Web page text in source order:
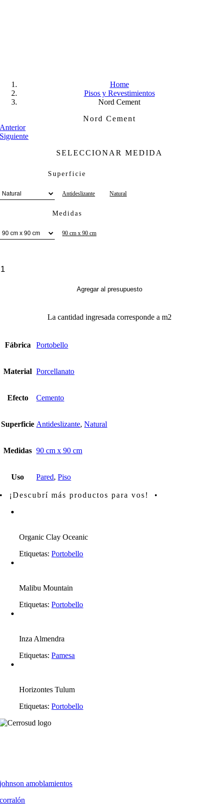
Home
Pisos y Revestimientos
Nord Cement
Nord Cement
Anterior
Siguiente
SELECCIONAR MEDIDA
Superficie
Antideslizante Natural
Medidas
90 cm x 90 cm
Agregar al presupuesto
La cantidad ingresada corresponde a m2
Fábrica Portobello
Material Porcellanato
Efecto Cemento
Superficie Antideslizante,Natural
Medidas 90 cm x 90 cm
Uso Pared,Piso
• ¡Descubrí más productos para vos! •
Organic Clay Oceanic
Etiquetas:Portobello
Malibu Mountain
Etiquetas:Portobello
Inza Almendra
Etiquetas:Pamesa
Horizontes Tulum
Etiquetas:Portobello
johnson amoblamientos
corralón